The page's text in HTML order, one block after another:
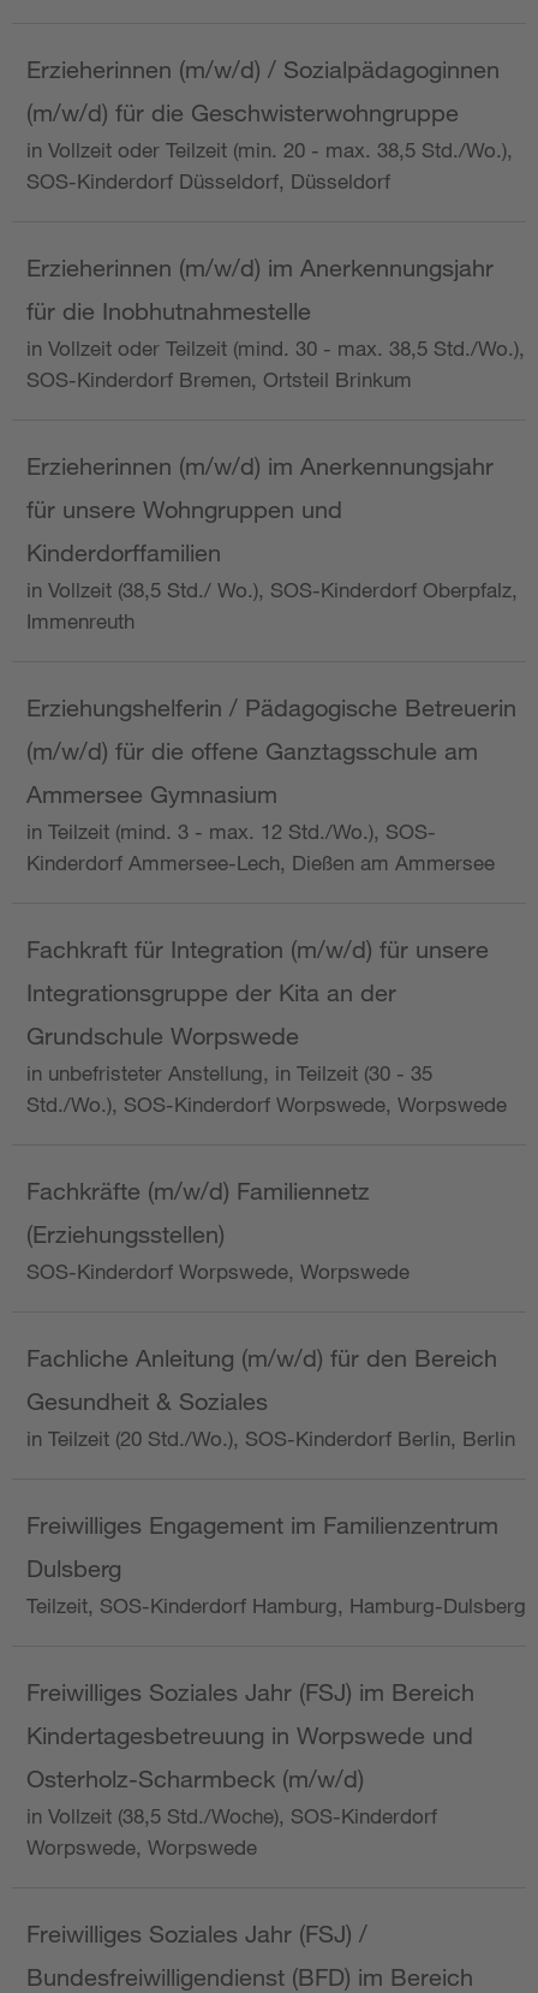
Erzieherinnen (m/w/d) / Sozialpädagoginnen
(m/w/d) für die Geschwisterwohngruppe
in Vollzeit oder Teilzeit (min. 20 - max. 38,5 Std./Wo.),
SOS-Kinderdorf Düsseldorf, Düsseldorf
Erzieherinnen (m/w/d) im Anerkennungsjahr
für die Inobhutnahmestelle
in Vollzeit oder Teilzeit (mind. 30 - max. 38,5 Std./Wo.),
SOS-Kinderdorf Bremen, Ortsteil Brinkum
Erzieherinnen (m/w/d) im Anerkennungsjahr
für unsere Wohngruppen und
Kinderdorffamilien
in Vollzeit (38,5 Std./ Wo.), SOS-Kinderdorf Oberpfalz,
Immenreuth
Erziehungshelferin / Pädagogische Betreuerin
(m/w/d) für die offene Ganztagsschule am
Ammersee Gymnasium
in Teilzeit (mind. 3 - max. 12 Std./Wo.), SOS-
Kinderdorf Ammersee-Lech, Dießen am Ammersee
Fachkraft für Integration (m/w/d) für unsere
Integrationsgruppe der Kita an der
Grundschule Worpswede
in unbefristeter Anstellung, in Teilzeit (30 - 35
Std./Wo.), SOS-Kinderdorf Worpswede, Worpswede
Fachkräfte (m/w/d) Familiennetz
(Erziehungsstellen)
SOS-Kinderdorf Worpswede, Worpswede
Fachliche Anleitung (m/w/d) für den Bereich
Gesundheit & Soziales
in Teilzeit (20 Std./Wo.), SOS-Kinderdorf Berlin, Berlin
Freiwilliges Engagement im Familienzentrum
Dulsberg
Teilzeit, SOS-Kinderdorf Hamburg, Hamburg-Dulsberg
Freiwilliges Soziales Jahr (FSJ) im Bereich
Kindertagesbetreuung in Worpswede und
Osterholz-Scharmbeck (m/w/d)
in Vollzeit (38,5 Std./Woche), SOS-Kinderdorf
Worpswede, Worpswede
Freiwilliges Soziales Jahr (FSJ) /
Bundesfreiwilligendienst (BFD) im Bereich